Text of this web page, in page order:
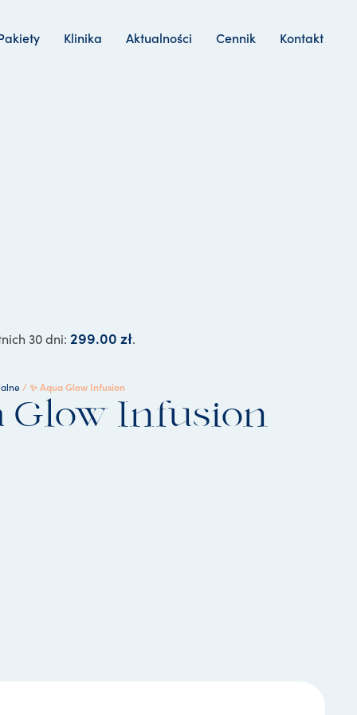
Klinika Aktualności Cennik Kontakt
30 dni: 299.00zł.
/ ✨ Aqua Glow Infusion
Glow Infusion